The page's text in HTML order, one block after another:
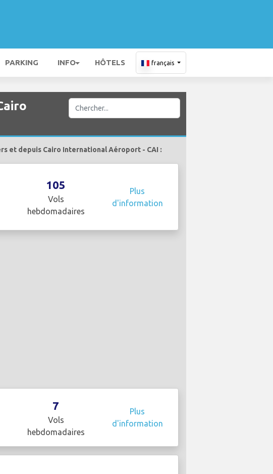
PARKING INFO HÔTELS français
et depuis Cairo International Aéroport - CAI :
105
Vols
hebdomadaires
Plus
d'information
7
Vols
hebdomadaires
Plus
d'information